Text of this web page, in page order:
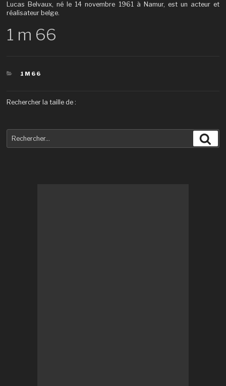
Lucas Belvaux, né le 14 novembre 1961 à Namur, est un acteur et
réalisateur belge.
1 m 66
CATÉGORIES
1M66
Rechercher la taille de :
pour
: